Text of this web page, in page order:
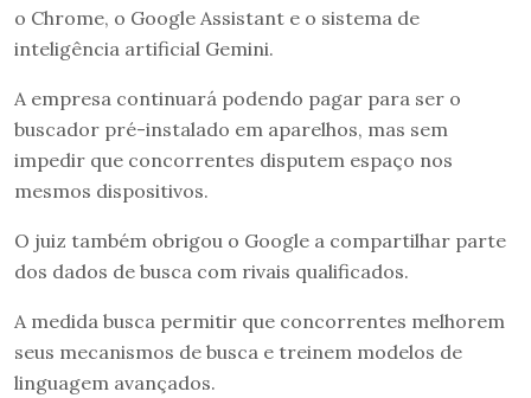
o Chrome, o Google Assistant e o sistema de
inteligência artificial Gemini.
A empresa continuará podendo pagar para ser o
buscador pré-instalado em aparelhos, mas sem
impedir que concorrentes disputem espaço nos
mesmos dispositivos.
O juiz também obrigou o Google a compartilhar parte
dos dados de busca com rivais qualificados.
A medida busca permitir que concorrentes melhorem
seus mecanismos de busca e treinem modelos de
linguagem avançados.